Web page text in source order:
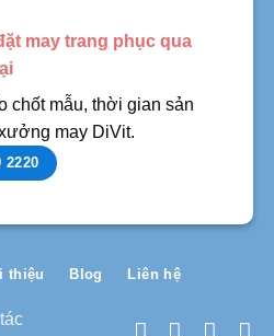
may trang phục qua
chốt mẫu, thời gian sản
may DiVit.
2220
thiệu Blog Liên hệ